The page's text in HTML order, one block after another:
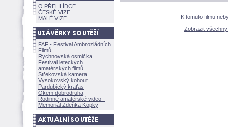
O PŘEHLÍDCE
ČESKÉ VIZE
MALÉ VIZE
FAF - Festival Ambroziádních
Filmů
Rychnovská osmička
Festival leteckých
amatérských filmů
Střekovská kamera
Vysokovský kohout
Pardubický kraťas
Okem dobrodruha
Rodinné amatérské video -
Memoriál Zdeňka Kopky
K tomuto filmu
Zobrazit